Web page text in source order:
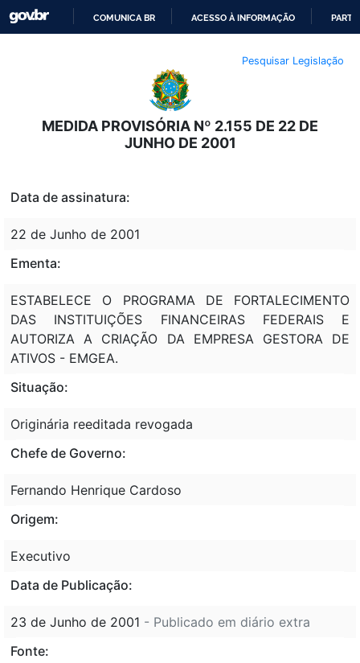
O
CONTEÚDO
COMUNICA BR ACESSO À INFORMAÇÃO
Pesquisar Legislação
MEDIDA PROVISÓRIA Nº 2.155 DE 22 DE
JUNHO DE 2001
Data de assinatura:
22 de Junho de 2001
Ementa:
ESTABELECE O PROGRAMA DE FORTALECIMENTO
DAS INSTITUIÇÕES FINANCEIRAS FEDERAIS E
AUTORIZA A CRIAÇÃO DA EMPRESA GESTORA DE
ATIVOS - EMGEA.
Situação:
Originária reeditada revogada
Chefe de Governo:
Fernando Henrique Cardoso
Origem:
Executivo
Data de Publicação:
23 de Junho de 2001 - Publicado em diário extra
Fonte: